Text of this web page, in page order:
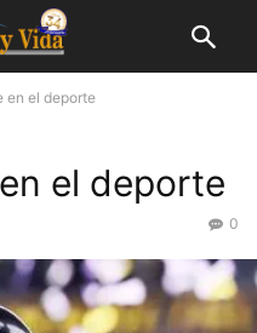
en el deporte
el deporte
0